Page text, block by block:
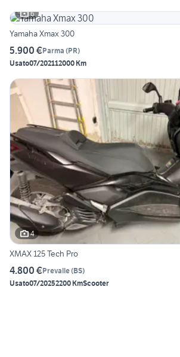
6
Yamaha Xmax 300
5.900 €Parma (PR)
Usato07/202112000 Km
4
XMAX 125 Tech Pro
4.800 €Prevalle(BS)
Usato07/20252200 KmScooter